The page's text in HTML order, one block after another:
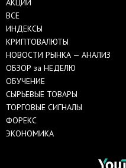
АКЦИИ
ВСЕ
ИНДЕКСЫ
КРИПТОВАЛЮТЫ
НОВОСТИ РЫНКА — АНАЛИЗ
ОБЗОР за НЕДЕЛЮ
ОБУЧЕНИЕ
СЫРЬЕВЫЕ ТОВАРЫ
ТОРГОВЫЕ СИГНАЛЫ
ФОРЕКС
ЭКОНОМИКА